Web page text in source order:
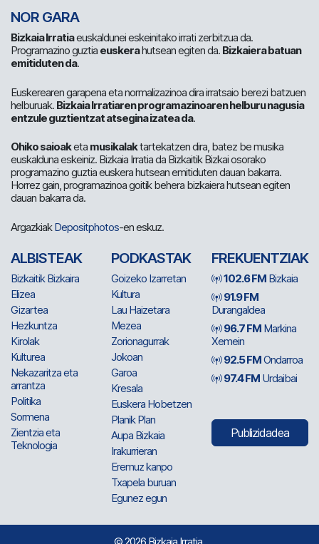
NOR GARA
Bizkaia Irratiaeuskaldunei eskeinitako irrati zerbitzua da.
Programazino guztia euskerahutsean egiten da. Bizkaiera batuan
emitiduten da.
Euskerearen garapena eta normalizazinoa dira irratsaio berezi batzuen
helburuak. Bizkaia Irratiaren programazinoaren helburu nagusia
entzule guztientzat atsegina izatea da.
Ohiko saioaketa musikalaktartekatzen dira, batez be musika
euskalduna eskeiniz. Bizkaia Irratia da Bizkaitik Bizkai osorako
programazino guztia euskera hutsean emitiduten dauan bakarra.
Horrez gain, programazinoa goitik behera bizkaiera hutsean egiten
dauan bakarra da.
ArgazkiakDepositphotos-en eskuz.
ALBISTEAK
Bizkaitik Bizkaira
Elizea
Gizartea
Hezkuntza
Kirolak
Kulturea
Nekazaritza eta
arrantza
Politika
Sormena
Zientzia eta
Teknologia
PODKASTAK
Goizeko Izarretan
Kultura
Lau Haizetara
Mezea
Zorionagurrak
Jokoan
Garoa
Kresala
Euskera Hobetzen
Planik Plan
Aupa Bizkaia
Irakurrieran
Eremuz kanpo
Txapela buruan
Egunez egun
FREKUENTZIAK
102.6 FM Bizkaia
91.9 FM
Durangaldea
96.7 FM Markina
Xemein
92.5 FMOndarroa
97.4 FM Urdaibai
Publizidadea